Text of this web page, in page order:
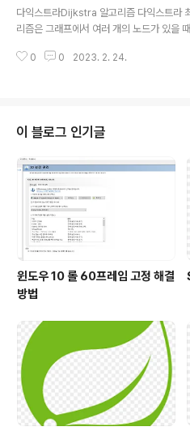
간 복잡도에서 말하겠지만, 벨만포드 알고리
로 다익스트라 알고리즘보다 더 시간이 오래
징 부터 살펴보자 먼저 다익스트라와 마찬가
다익스트라Dijkstra 알고리즘 다익스트라
리즘은 그래프에서 여러 개의 노드가 있을
주는 알고리즘이다. 다익스트라 알고리즘은
용해 어떤 간선을 먼저 연결할지 결정하는데
트라 알고리즘은 '경로의 길이'를 감안해서
다.다익스트라의 최단 경로 탐색 알고리즘
는 방향성 그래프에 한해서만 사용 가능. 1.
고리즘 수도코드 및 알고리즘 원리 S = r로
계산되고 최단경로가 계산된 집합이다..
0 0 2023. 2. 24.
이 블로그 인기글
윈도우 10 롤 60프레임 고정 해결
방법